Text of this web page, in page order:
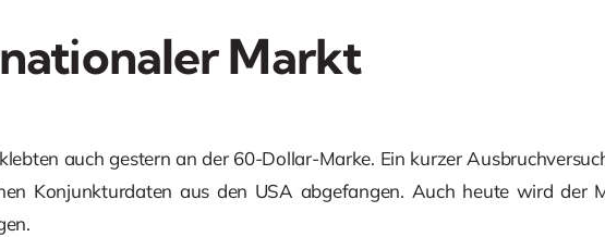
Markt
auch gestern an der 60-Dollar-Marke. Ein kurzer
Konjunkturdaten aus den USA abgefangen. Auch heute wird der